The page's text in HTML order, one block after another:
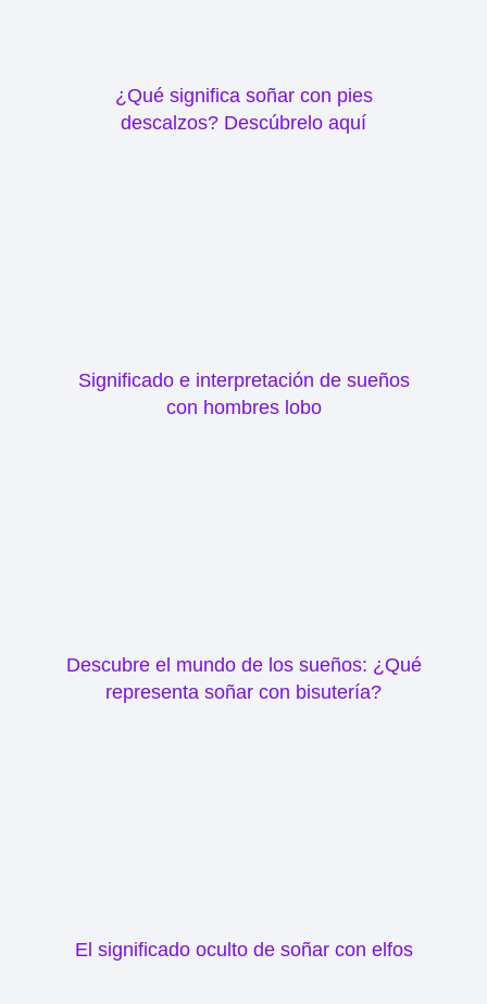
¿Qué significa soñar con pies
descalzos? Descúbrelo aquí
Significado e interpretación de sueños
con hombres lobo
Descubre el mundo de los sueños: ¿Qué
representa soñar con bisutería?
El significado oculto de soñar con elfos